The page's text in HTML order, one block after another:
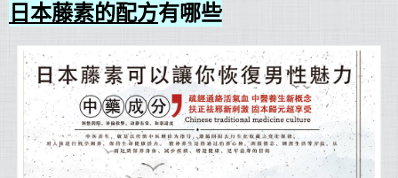
日本藤素的配方有哪些